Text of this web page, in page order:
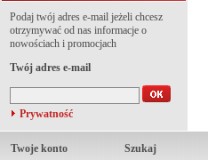
Podaj twój adres e-mail jeżeli chcesz
otrzymywać od nas informacje o
nowościach i promocjach
Twój adres e-mail
Prywatność
Twoje konto
Szukaj